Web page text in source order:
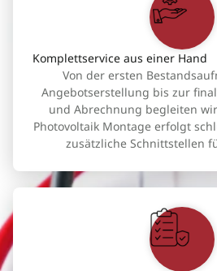
Komplettservice aus einer Hand
Von der ersten
Angebotserstellung bis zur
und Abrechnung begleiten
Photovoltaik Montage erfolgt
zusätzliche Schnittstellen